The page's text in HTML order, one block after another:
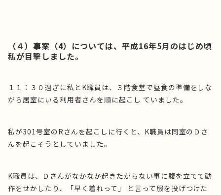
（４）事案（4）については、平成16年5月のはじめ頃
私が目撃しました。
１１：３０過ぎに私とK職員は、３階食堂で昼食の準備をしな
がら居室にいる利用者さんを順に起こし ていました。
私が301号室のRさんを起こしに行くと、K職員は同室のＤさ
んを起こそうとしていました。
K職員は、Ｄさんがなかなか起きたがらない事に腹を立てて動
作をせかしたり、「早く着れって」 と言って服を投げつけた